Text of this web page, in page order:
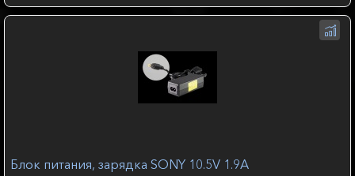
Блок питания, зарядка SONY 10.5V 1.9А